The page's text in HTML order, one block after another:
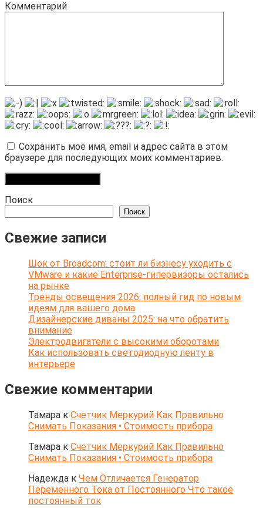
Комментарий
Сохранить моё имя, email и адрес сайта в этом
браузере для последующих моих комментариев.
Поиск
Поиск
Свежие записи
Шок от Broadcom: стоит ли бизнесу уходить с
VMware и какие Enterprise-гипервизоры остались
на рынке
Тренды освещения 2026: полный гид по новым
идеям для вашего дома
Дизайнерские диваны 2025: на что обратить
внимание
Электродвигатели с высокими оборотами
Как использовать светодиодную ленту в
интерьере
Свежие комментарии
Тамара к Счетчик Меркурий Как Правильно
Снимать Показания • Стоимость прибора
Тамара к Счетчик Меркурий Как Правильно
Снимать Показания • Стоимость прибора
Надежда к Чем Отличается Генератор
Переменного Тока от Постоянного Что такое
постоянный ток